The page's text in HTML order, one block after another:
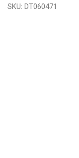
SKU: DT060471